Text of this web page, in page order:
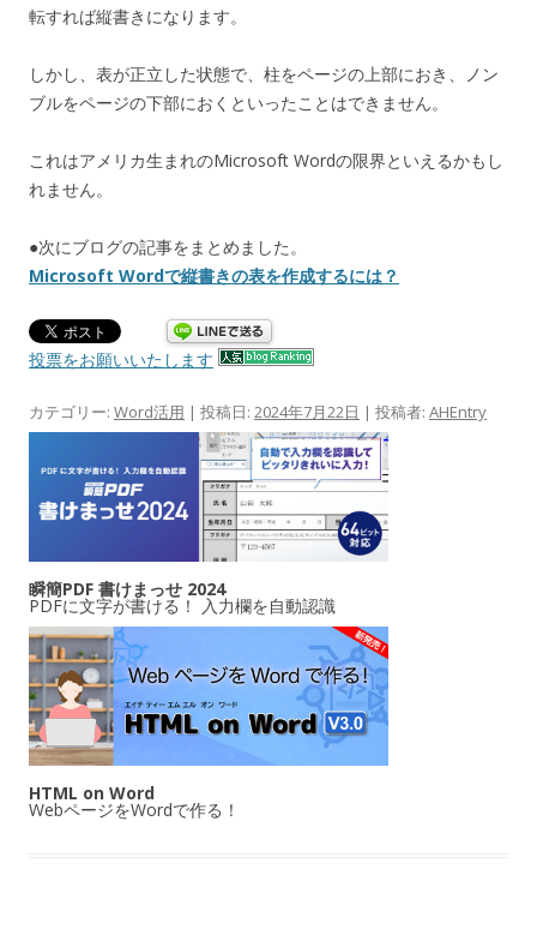
転すれば縦書きになります。
しかし、表が正立した状態で、柱をページの上部におき、ノン
ブルをページの下部におくといったことはできません。
これはアメリカ生まれのMicrosoft Wordの限界といえるかもし
れません。
●次にブログの記事をまとめました。
Microsoft Wordで縦書きの表を作成するには？
投票をお願いいたします
カテゴリー: Word活用 | 投稿日: 2024年7月22日 | 投稿者: AHEntry
瞬簡PDF 書けまっせ 2024
PDFに文字が書ける！ 入力欄を自動認識
HTML on Word
WebページをWordで作る！